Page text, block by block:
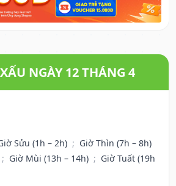
NGÀY 12 THÁNG 4
Sửu (1h – 2h) ; Giờ Thìn (7h – 8h)
; Giờ Mùi (13h – 14h) ; Giờ Tuất (19h